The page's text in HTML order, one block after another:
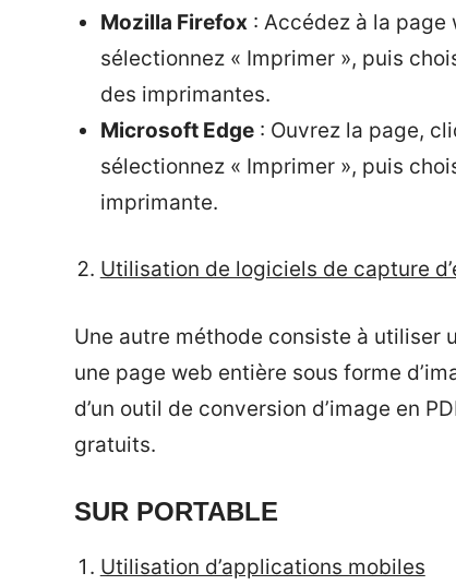
Mozilla Firefox : Accédez à la page
sélectionnez « Imprimer », puis
des imprimantes.
Microsoft Edge: Ouvrez la page,
sélectionnez « Imprimer », puis
imprimante.
Utilisation de logiciels de capture
Une autre méthode consiste à utiliser
une page web entière sous forme
d’un outil de conversion d’image en
gratuits.
SUR PORTABLE
Utilisation d’applications mobiles